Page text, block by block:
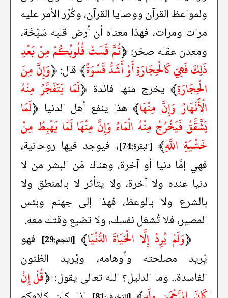
ولمواعظ القرآن ووصايا القرآن، وكُرِّر الأمر عليه
مرات ومرات، فهذا معناه أن أرض قلبه سَبْخَة،
ومعدن عقله صخر: ﴿ثُمَّ قَسَتْ قُلُوبُكُمْ مِنْ بَعْدِ
ذَلِكَ فَهِيَ كَالْحِجَارَةِ أَوْ أَشَدُّ قَسْوَةً﴾قال:﴿وَإِنَّ مِنَ
الْحِجَارَةِ﴾يخرج منها فائدة ﴿لَمَا يَتَفَجَّرُ مِنْهُ
الْأَنْهَارُ وَإِنَّ مِنْهَا﴾هذا ينفع أهل الدنيا ﴿لَمَا
يَشَّقَّقُ فَيَخْرُجُ مِنْهُ الْمَاءُ وَإِنَّ مِنْهَا لَمَا يَهْبِطُ مِنْ
خَشْيَةِ اللَّهِ﴾ [البقرة:74]
، فيوجد فيها روحانية،
فهي إمَّا دنيا أو آخرة، وهناك مَن البشر من لا
دنيا عنده ولا آخرة، ولا يتأثر لا بالمنطق ولا
بالشرع ولا بالوعظ، فهذا إلى جهنم وبئس
المصير، فلا تُشغل نفسك، ولا تضيع وقتك معه.
﴿وَلَمْ يُرِدْ إِلَّا الْحَيَاةَ الدُّنْيَا﴾ [النجم:29]
فهو
يُريد مصلحته وأوهامه، ويُريد الظنون
الفاسدة.. وما الدليل؟ الله تعالى يقول: ﴿قُلْ إِنْ